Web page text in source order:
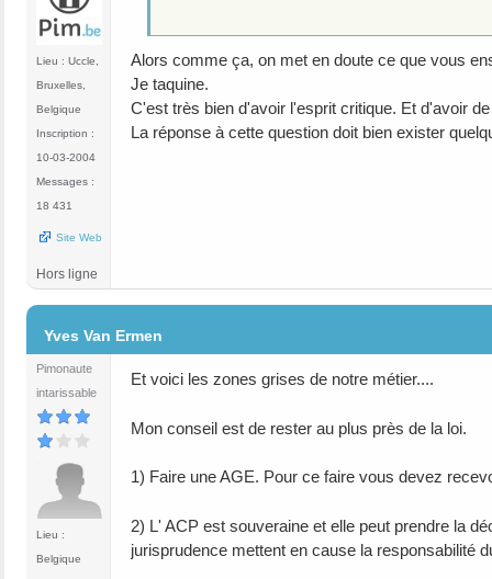
Lieu : Uccle,
Bruxelles,
Belgique
Inscription :
10-03-2004
Messages :
18 431
Site Web
Alors comme ça, on met en doute ce que vous
Je taquine.
C'est très bien d'avoir l'esprit critique. Et d'avoir
La réponse à cette question doit bien exister
Hors ligne
Yves Van Ermen
Pimonaute
intarissable
Lieu :
Belgique
Et voici les zones grises de notre métier....
Mon conseil est de rester au plus près de la loi.
1) Faire une AGE. Pour ce faire vous devez
2) L' ACP est souveraine et elle peut prendre la
jurisprudence mettent en cause la responsabilité